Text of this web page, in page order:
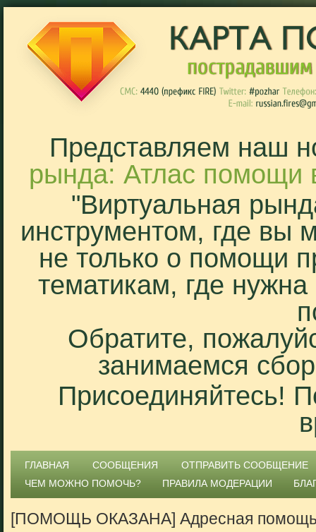
Представляем наш
рында: Атлас помощи
"Виртуальная
инструментом, где вы
не только о помощи
тематикам, где
Обратите,
занимаемся
Присоединяйтесь!
ГЛАВНАЯ СООБЩЕНИЯ
ОТПРАВИТЬ СООБЩЕНИЕ
ЧЕМ МОЖНО ПОМОЧЬ?
ПРАВИЛА МОДЕРАЦИИ
[ПОМОЩЬ ОКАЗАНА] Адресная